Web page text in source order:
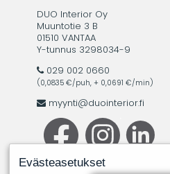
DUO Interior Oy
Muuntotie 3 B
01510 VANTAA
Y-tunnus 3298034-9
029 002 0660
(0,0835 €/puh, + 0,0691 €/min)
myynti@duointerior.fi
Evästeasetukset